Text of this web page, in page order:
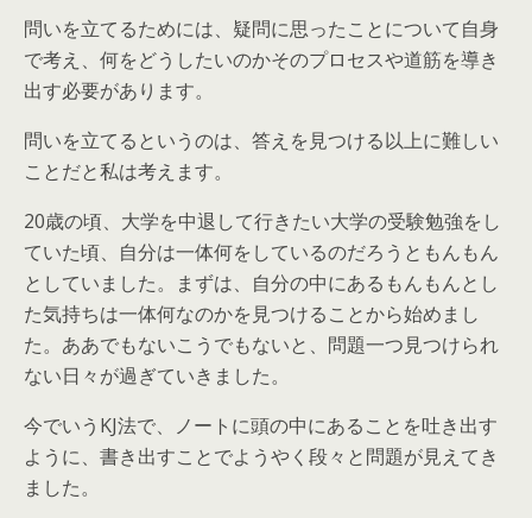
問いを立てるためには、疑問に思ったことについて自身
で考え、何をどうしたいのかそのプロセスや道筋を導き
出す必要があります。
問いを立てるというのは、答えを見つける以上に難しい
ことだと私は考えます。
20歳の頃、大学を中退して行きたい大学の受験勉強をし
ていた頃、自分は一体何をしているのだろうともんもん
としていました。まずは、自分の中にあるもんもんとし
た気持ちは一体何なのかを見つけることから始めまし
た。ああでもないこうでもないと、問題一つ見つけられ
ない日々が過ぎていきました。
今でいうKJ法で、ノートに頭の中にあることを吐き出す
ように、書き出すことでようやく段々と問題が見えてき
ました。